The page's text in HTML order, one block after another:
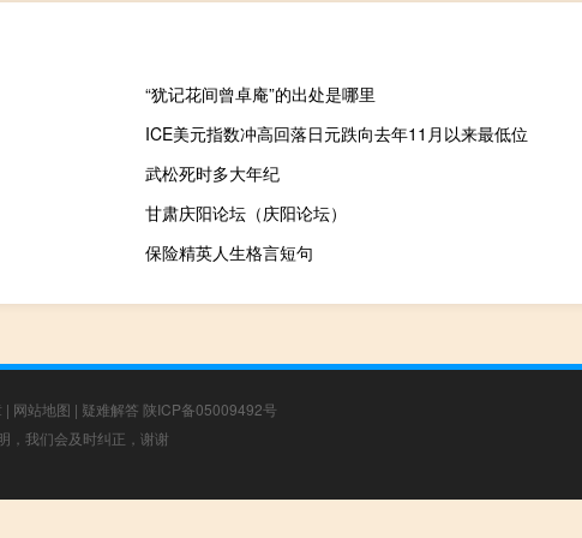
“犹记花间曾卓庵”的出处是哪里
ICE美元指数冲高回落日元跌向去年11月以来最低位
武松死时多大年纪
甘肃庆阳论坛（庆阳论坛）
保险精英人生格言短句
| 网站地图 | 疑难解答 陕ICP备05009492号
，我们会及时纠正，谢谢